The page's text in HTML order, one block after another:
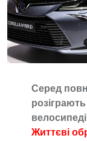
Серед
Життєві